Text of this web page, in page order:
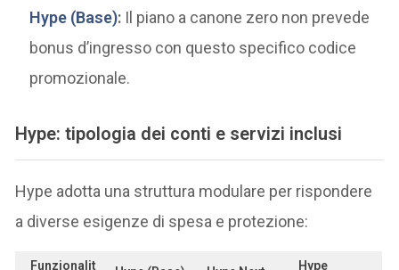
Hype (Base): Il piano a canone zero non prevede
bonus d’ingresso con questo specifico codice
promozionale.
Hype: tipologia dei conti e servizi inclusi
Hype adotta una struttura modulare per rispondere
a diverse esigenze di spesa e protezione:
Funzionalit Hype